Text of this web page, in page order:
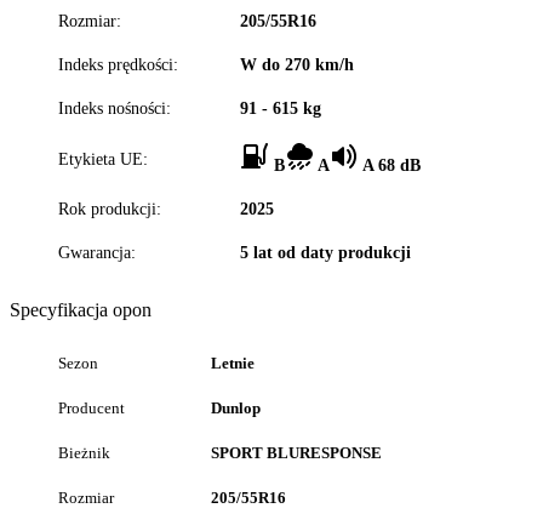
Rozmiar: 205/55R16
Indeks prędkości: W do 270 km/h
Indeks nośności: 91 - 615 kg
Etykieta UE: B A A 68 dB
Rok produkcji: 2025
Gwarancja: 5 lat od daty produkcji
Specyfikacja opon
Sezon Letnie
Producent Dunlop
Bieżnik SPORT BLURESPONSE
Rozmiar 205/55R16